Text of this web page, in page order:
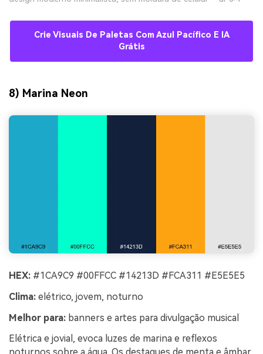
Crie Visuais De Paletas Com Azul Pacífico E IA
Grátis
8) Marina Neon
HEX: #1CA9C9 #00FFCC #14213D #FCA311 #E5E5E5
Clima: elétrico, jovem, noturno
Melhor para: banners e artes para divulgação musical
Elétrica e jovial, evoca luzes de marina e reflexos